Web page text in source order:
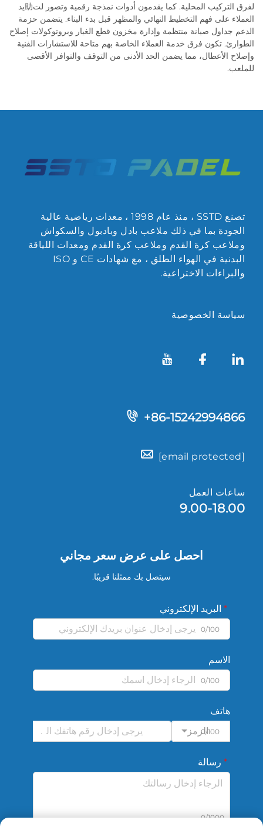
لفرق التركيب المحلية. كما يقدمون أدوات نمذجة رقمية وتصور لت助يد
العملاء على فهم التخطيط النهائي والمظهر قبل بدء البناء. يتضمن حزمة
الدعم جداول صيانة منتظمة وإدارة مخزون قطع الغيار وبروتوكولات إصلاح
الطوارئ. تكون فرق خدمة العملاء الخاصة بهم متاحة للاستشارات الفنية
وإصلاح الأعطال، مما يضمن الحد الأدنى من التوقف والتوافر الأقصى
للملعب.
تصنع SSTD ، منذ عام 1998 ، معدات رياضية عالية
الجودة بما في ذلك ملاعب بادل وبادبول والسكواش
وملاعب كرة القدم وملاعب كرة القدم ومعدات اللياقة
البدنية في الهواء الطلق ، مع شهادات CE و ISO
والبراءات الاختراعية.
سياسة الخصوصية
+86-15242994866
[email protected]
ساعات العمل
9.00-18.00
احصل على عرض سعر مجاني
سيتصل بك ممثلنا قريبًا.
البريد الإلكتروني
0/100
الاسم
0/100
هاتف
الرمز0/100
رسالة
0/1000